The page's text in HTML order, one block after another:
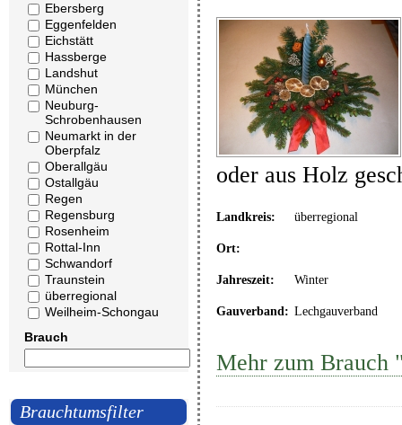
Ebersberg
Eggenfelden
Eichstätt
Hassberge
Landshut
München
Neuburg-
Schrobenhausen
Neumarkt in der
Oberpfalz
Oberallgäu
Ostallgäu
Regen
Regensburg
Rosenheim
Rottal-Inn
Schwandorf
Traunstein
überregional
Weilheim-Schongau
Brauch
Brauchtumsfilter
oder aus Holz
Landkreis: überregional
Ort:
Jahreszeit: Winter
Gauverband: Lechgauverband
Mehr zum Brauch